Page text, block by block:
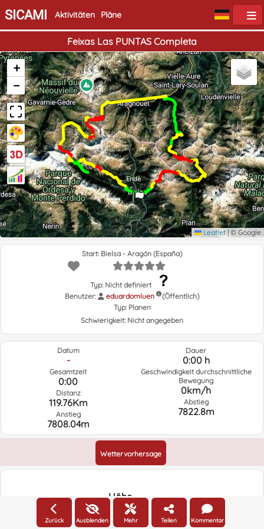
SICAMI Aktivitäten Pläne
Feixas Las PUNTAS Completa
Start
Ende
+
−
Leaflet |© Google
Start: Bielsa - Aragón (España)
Typ: Nicht definiert
Benutzer:
eduardomluen
(Öffentlich)
Typ: Planen
Schwierigkeit: Nicht angegeben
Datum
-
Gesamtzeit
0:00
Distanz
119.76Km
Anstieg
7808.04m
Dauer
0:00 h
Geschwindigkeit durchschnittliche
Bewegung
0km/h
Abstieg
7822.8m
Wettervorhersage
Höhe
Höhe
Zurück Ausblenden Mehr Teilen Kommentar